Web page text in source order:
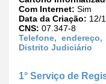
Com Internet: Sim
Data da Criação: 12/
CNS: 07.347-8
Telefone,
Distrito Judiciário
1° Serviço de